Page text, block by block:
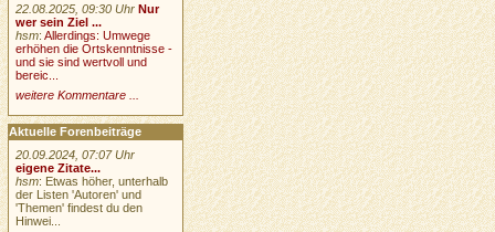
22.08.2025, 09:30 Uhr Nur
wer sein Ziel ...
hsm:Allerdings: Umwege
erhöhen die Ortskenntnisse -
und sie sind wertvoll und
bereic...
weitere Kommentare ...
Aktuelle Forenbeiträge
20.09.2024, 07:07 Uhr
eigene Zitate...
hsm: Etwas höher, unterhalb
der Listen 'Autoren' und
'Themen' findest du den
Hinwei...